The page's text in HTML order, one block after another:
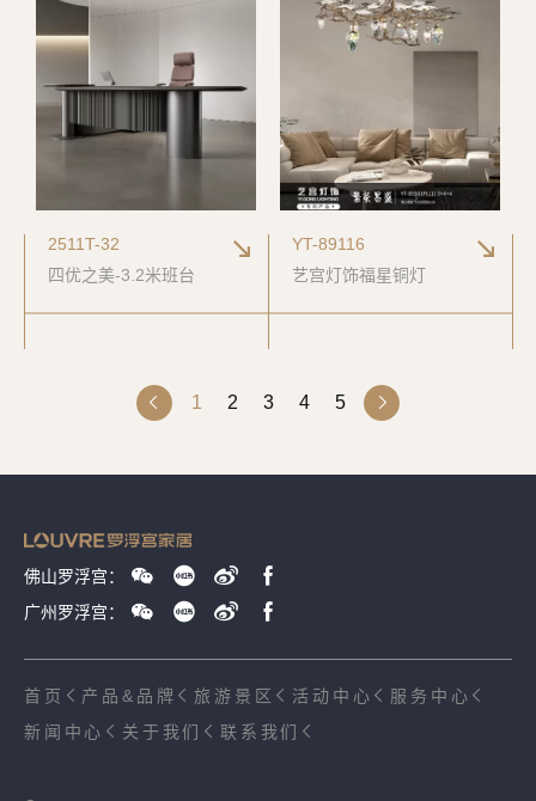
2511T-32
四优之美-3.2米班台
YT-89116
艺宫灯饰福星铜灯
1 2 3 4 5
佛山罗浮宫：
广州罗浮宫：
首页 产品&品牌 旅游景区 活动中心
服务中心
新闻中心
关于我们 联系我们